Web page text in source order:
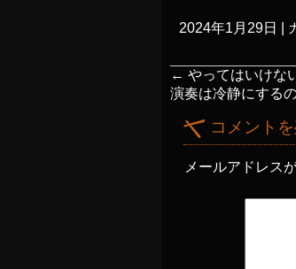
2024年1月29日
← やってはいけな
演奏は冷静にする
コメント
メールアドレス